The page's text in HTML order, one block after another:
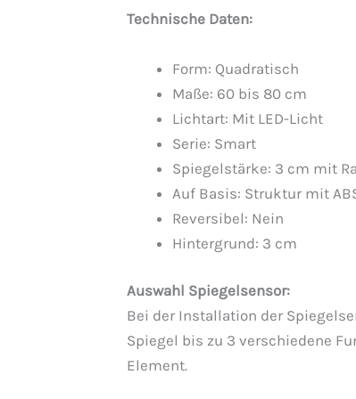
Technische Daten:
Form: Quadratisch
Maße: 60 bis 80 cm
Lichtart: Mit LED-Licht
Serie: Smart
Spiegelstärke: 3 cm mit
Auf Basis: Struktur mit
Reversibel: Nein
Hintergrund: 3 cm
Auswahl Spiegelsensor:
Bei der Installation der
Spiegel bis zu 3 verschiedene
Element.